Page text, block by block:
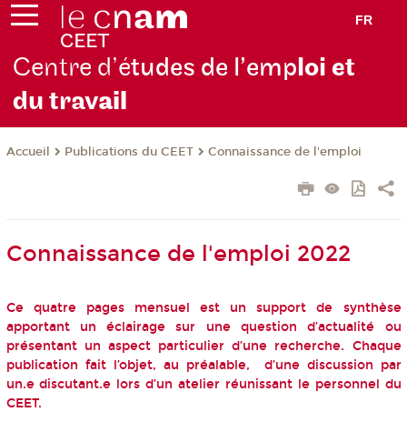
FR
Centre d’études de l’emploi et
du travail
Accueil Publications du CEET Connaissance de l'emploi
Connaissance de l'emploi 2022
Ce quatre pages mensuel est un support de synthèse
apportant un éclairage sur une question d’actualité ou
présentant un aspect particulier d’une recherche. Chaque
publication fait l’objet, au préalable, d’une discussion par
un.e discutant.e lors d’un atelier réunissant le personnel du
CEET.